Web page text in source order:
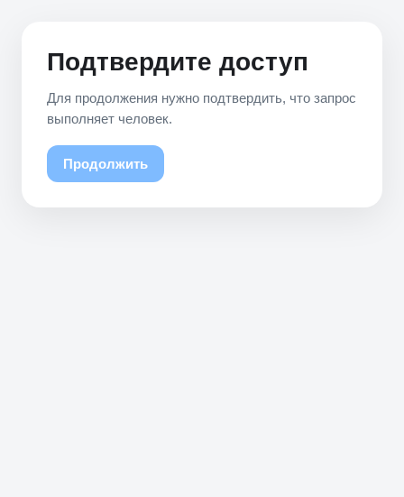
Подтвердите доступ
Для продолжения нужно подтвердить, что запрос
выполняет человек.
Продолжить